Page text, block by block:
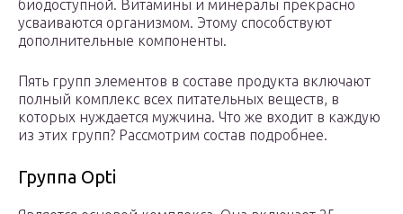
биодоступной. Витамины и минералы прекрасно
усваиваются организмом. Этому способствуют
дополнительные компоненты.
Пять групп элементов в составе продукта включают
полный комплекс всех питательных веществ, в
которых нуждается мужчина. Что же входит в каждую
из этих групп? Рассмотрим состав подробнее.
Группа Opti